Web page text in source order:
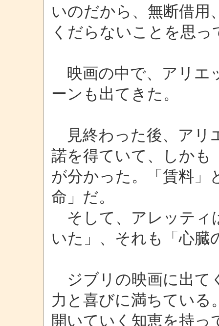
いのだから、無断借用
くだらないことを思っ
映画の中で、アリエ
ーンも出てきた。
見終わった後、アリ
諾を得ていて、しかも
が分かった。「賃料」
命」だ。
そして、アレッティ
いた」、それも「心臓
ジブリの映画に出て
力と喜びに満ちている
開いていく知恵を持